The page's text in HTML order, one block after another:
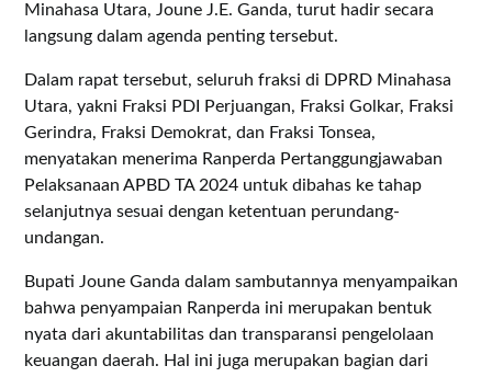
Minahasa Utara, Joune J.E. Ganda, turut hadir secara
langsung dalam agenda penting tersebut.
Dalam rapat tersebut, seluruh fraksi di DPRD Minahasa
Utara, yakni Fraksi PDI Perjuangan, Fraksi Golkar, Fraksi
Gerindra, Fraksi Demokrat, dan Fraksi Tonsea,
menyatakan menerima Ranperda Pertanggungjawaban
Pelaksanaan APBD TA 2024 untuk dibahas ke tahap
selanjutnya sesuai dengan ketentuan perundang-
undangan.
Bupati Joune Ganda dalam sambutannya menyampaikan
bahwa penyampaian Ranperda ini merupakan bentuk
nyata dari akuntabilitas dan transparansi pengelolaan
keuangan daerah. Hal ini juga merupakan bagian dari